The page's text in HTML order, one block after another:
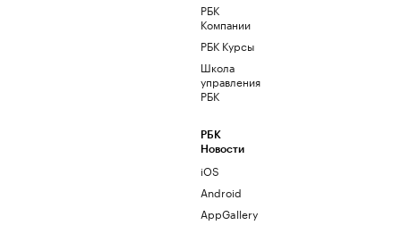
РБК
Компании
РБК Курсы
Школа
управления
РБК
РБК
Новости
iOS
Android
AppGallery